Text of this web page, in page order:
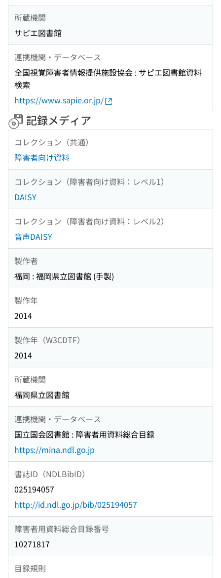
所蔵機関
サピエ図書館
連携機関・データベース
全国視覚障害者情報提供施設協会 : サピエ図書館資料
検索
https://www.sapie.or.jp/
記録メディア
コレクション（共通）
障害者向け資料
コレクション（障害者向け資料：レベル1）
DAISY
コレクション（障害者向け資料：レベル2）
音声DAISY
製作者
福岡 : 福岡県立図書館 (手製)
製作年
2014
製作年（W3CDTF）
2014
所蔵機関
福岡県立図書館
連携機関・データベース
国立国会図書館 : 障害者用資料総合目録
https://mina.ndl.go.jp
書誌ID（NDLBibID）
025194057
http://id.ndl.go.jp/bib/025194057
障害者用資料総合目録番号
10271817
目録規則